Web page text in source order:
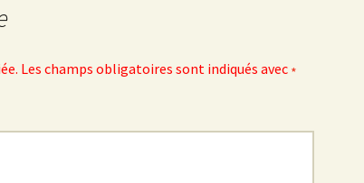
Les champs obligatoires sont indiqués avec *